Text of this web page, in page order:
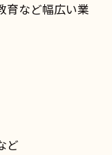
育など幅広い業
ど